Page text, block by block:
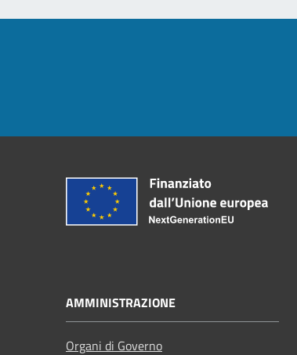
AMMINISTRAZIONE
Organi di Governo